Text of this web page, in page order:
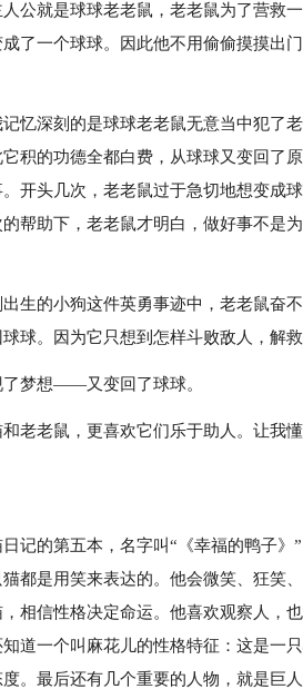
公就是球球老老鼠，老老鼠为了营救
了一个球球。因此他不用偷偷摸摸出
记忆深刻的是球球老老鼠无意当中犯
积的功德全都白费，从球球又变回了
开头几次，老老鼠过于急切地想变成
帮助下，老老鼠才明白，做好事不是
生的小狗这件英勇事迹中，老老鼠奋
球。因为它只想到怎样斗败敌人，解
梦想——又变回了球球。
老老鼠，更喜欢它们乐于助人。让我
记的第五本，名字叫“《幸福的鸭子
都是用笑来表达的。他会微笑、狂笑
相信性格决定命运。他喜欢观察人，
道一个叫麻花儿的性格特征：这是一
。最后还有几个重要的人物，就是巨